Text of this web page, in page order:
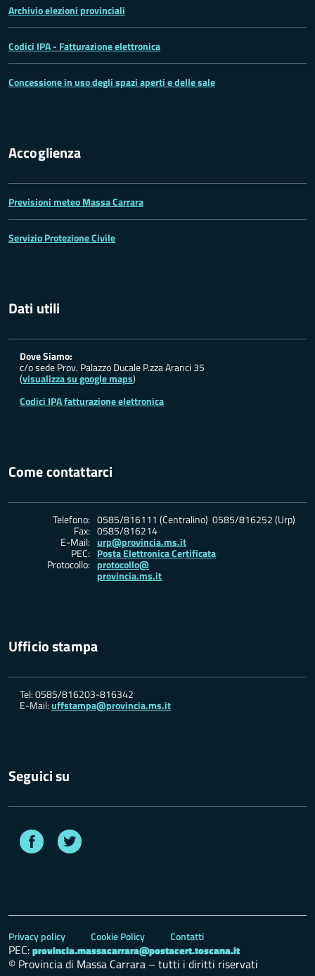
Archivio elezioni provinciali
Codici IPA - Fatturazione elettronica
Concessione in uso degli spazi aperti e delle sale
Accoglienza
Previsioni meteo Massa Carrara
Servizio Protezione Civile
Dati utili
Dove Siamo:
c/o sede Prov. Palazzo Ducale P.zza Aranci 35
(visualizza su google maps)
Codici IPA fatturazione elettronica
Come contattarci
Telefono: 0585/816111 (Centralino) 0585/816252 (Urp)
Fax: 0585/816214
E-Mail: urp@provincia.ms.it
PEC: Posta Elettronica Certificata
Protocollo: protocollo@
provincia.ms.it
Ufficio stampa
Tel: 0585/816203-816342
E-Mail:uffstampa@provincia.ms.it
Seguici su
Facebook
Privacy policy Cookie Policy Contatti
PEC:provincia.massacarrara@postacert.toscana.it
© Provincia di Massa Carrara – tutti i diritti riservati